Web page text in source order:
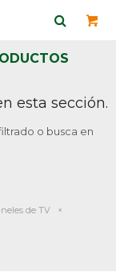
esta sección.
o busca en
de TV